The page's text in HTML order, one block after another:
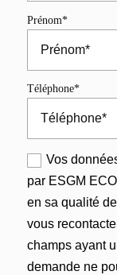
Prénom*
Téléphone*
Vos
par ESGM
en sa qualité
vous
champs ayant
demande ne